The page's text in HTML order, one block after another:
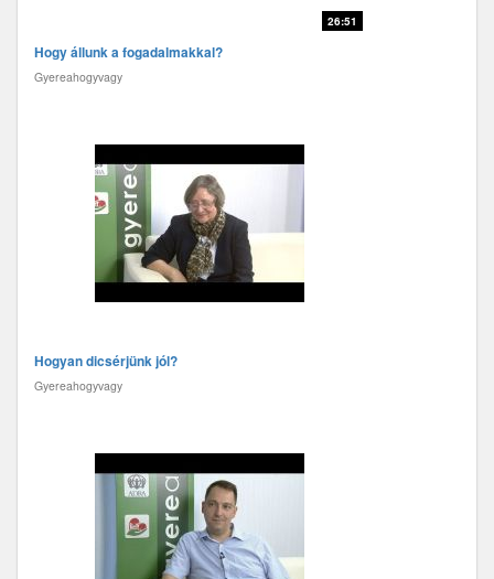
26:51
Hogy állunk a fogadalmakkal?
Gyereahogyvagy
Hogyan dicsérjünk jól?
Gyereahogyvagy